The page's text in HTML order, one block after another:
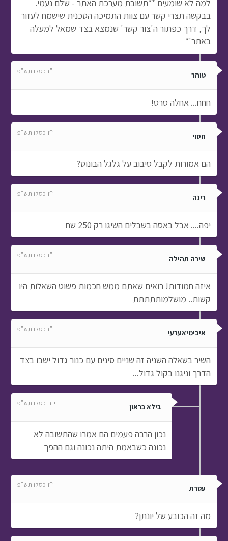
למה לא שומעים **תשובת מערכת האתר - שלם נעמי.
בבקשה תצרי קשר עם צוות התמיכה הטכנית שישמח לעזור
לך, דרך כפתור ה'צור קשר' שנמצא בצד שמאל למעלה
באתר'*
טוהר י"ז כסלו תש"פ
חחח... אחלה סרט!
חסוי י"ז כסלו תש"פ
הם אמורות לקבל סיבוב על גלגל הבונוס?
רינה י"ז כסלו תש"פ
יפה.... אבל באסה בשבלים השיגו רק 250 שח
שירה תהילה י"ז כסלו תש"פ
איזה חמודות! רואים שאתם ממש חכמות פשוט השאלות היו
קשות.. מושלמותתתתת
איכימיאערעי י"ז כסלו תש"פ
השיר בשאלה השניה זה שניים סינים עם כנור גדול ישבו בצד
הדרך וניגנו בקול גדול...
בילא בראון י"ח כסלו תש"פ
נכון הרבה פעמים הם אמרו שהתשובה לא
נכונה כשבאמת היתה נכונה וגם ההפך
עטרת י"ז כסלו תש"פ
מה זה הכובע של יונתן?